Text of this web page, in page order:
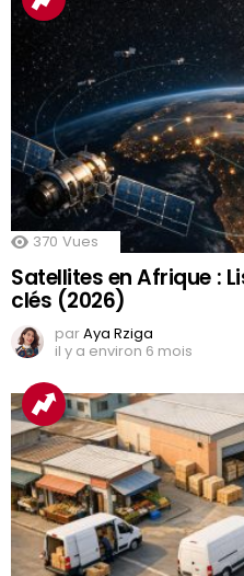
370 Vues
Satellites en Afrique :
clés (2026)
parAya Rziga
il y a environ 6 mois